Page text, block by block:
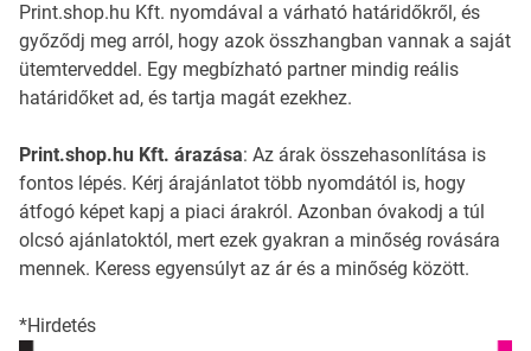
Print.shop.hu Kft. nyomdával a várható határidőkről, és
győződj meg arról, hogy azok összhangban vannak a saját
ütemterveddel. Egy megbízható partner mindig reális
határidőket ad, és tartja magát ezekhez.
Print.shop.hu Kft. árazása: Az árak összehasonlítása is
fontos lépés. Kérj árajánlatot több nyomdától is, hogy
átfogó képet kapj a piaci árakról. Azonban óvakodj a túl
olcsó ajánlatoktól, mert ezek gyakran a minőség rovására
mennek. Keress egyensúlyt az ár és a minőség között.
*Hirdetés